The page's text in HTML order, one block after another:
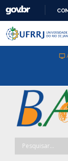
Pular barra
Barra